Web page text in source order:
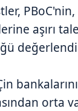
aşırı
orta